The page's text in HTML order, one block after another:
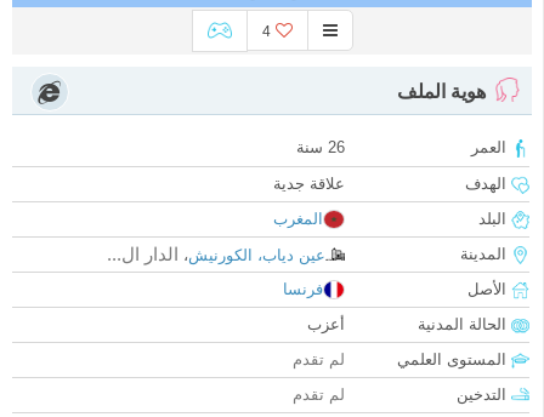
4
هوية الملف
العمر
26 سنة
الهدف
علاقة جدية
البلد
المغرب
المدينة
عين دياب، الكورنيش، الدار ال...
الأصل
فرنسا
الحالة المدنية
أعزب
المستوى العلمي
لم تقدم
التدخين
لم تقدم